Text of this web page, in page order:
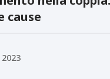
cause